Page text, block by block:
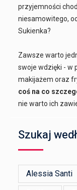
przyjemności
niesamowitego,
Sukienka?
Zawsze warto
swoje wdzięki - w
makijażem oraz
coś na co
nie warto ich
Szukaj
Alessia Santi